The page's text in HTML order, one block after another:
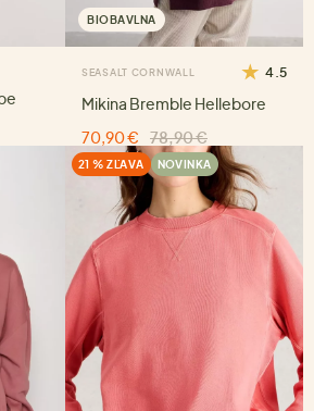
BIOBAVLNA
SEASALT CORNWALL 4.5
Mikina Bremble Hellebore
70,90 €
78,90 €
21 % ZĽAVA NOVINKA